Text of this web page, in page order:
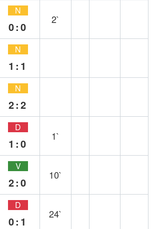
N
0:0
2`
N
1:1
N
2:2
D
1:0
1`
V
2:0
10`
D
0:1
24`